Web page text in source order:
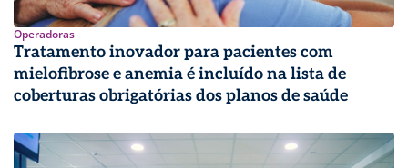
Operadoras
Tratamento inovador para pacientes com
mielofibrose e anemia é incluído na lista de
coberturas obrigatórias dos planos de saúde